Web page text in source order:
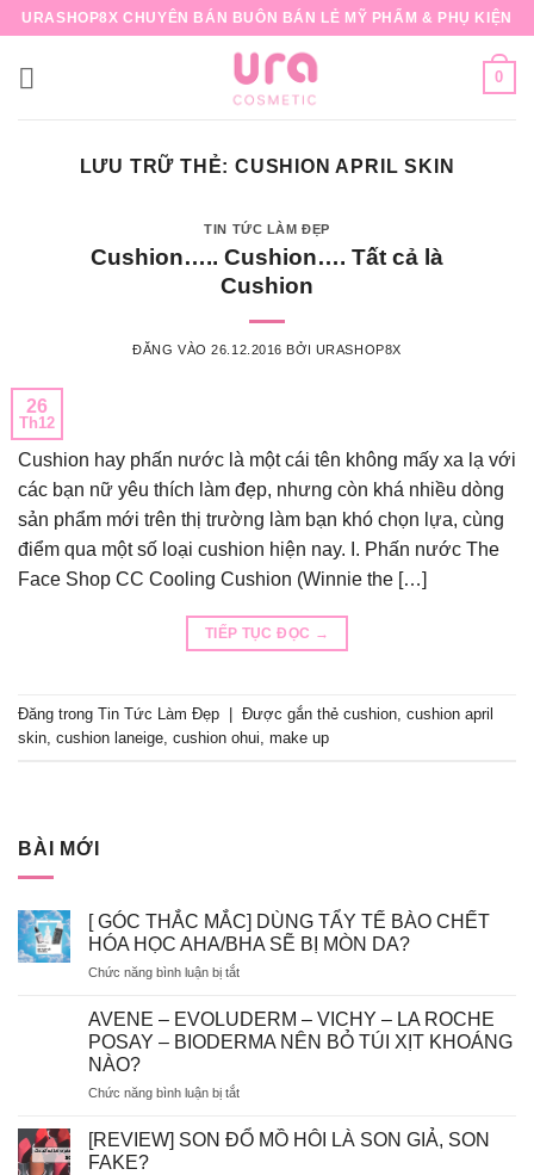
Bỏ
nội
URASHOP8X CHUYÊN BÁN BUÔN BÁN LẺ MỸ PHẨM & PHỤ KIỆN
0
LƯU TRỮ THẺ: CUSHION APRIL SKIN
TIN TỨC LÀM ĐẸP
Cushion….. Cushion…. Tất cả là
Cushion
ĐĂNG VÀO26.12.2016 BỞI URASHOP8X
26
Th12
Cushion hay phấn nước là một cái tên không mấy xa lạ với
các bạn nữ yêu thích làm đẹp, nhưng còn khá nhiều dòng
sản phẩm mới trên thị trường làm bạn khó chọn lựa, cùng
điểm qua một số loại cushion hiện nay. I. Phấn nước The
Face Shop CC Cooling Cushion (Winnie the […]
TIẾP TỤC ĐỌC →
Đăng trong Tin Tức Làm Đẹp Được gắn thẻ cushion cushion april
skin cushion laneige cushion ohui make up
BÀI MỚI
[ GÓC THẮC MẮC] DÙNG TẨY TẾ BÀO CHẾT
HÓA HỌC AHA/BHA SẼ BỊ MÒN DA?
Chức năng bình luận bị tắtở
GÓC
THẮC
MẮC]
TẨY
BÀO
AVENE – EVOLUDERM – VICHY – LA ROCHE
POSAY – BIODERMA NÊN BỎ TÚI XỊT KHOÁNG
NÀO?
Chức năng bình luận bị tắtở
–
[REVIEW] SON ĐỔ MỒ HÔI LÀ SON GIẢ, SON
FAKE?